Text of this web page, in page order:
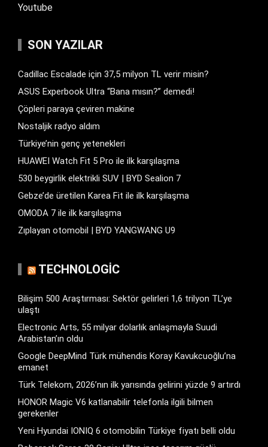
Youtube
SON YAZILAR
Cadillac Escalade için 37,5 milyon TL verir misin?
ASUS Experbook Ultra “Bana mısın?” demedi!
Çöpleri paraya çeviren makine
Nostaljik radyo aldım
Türkiye’nin genç yetenekleri
HUAWEI Watch Fit 5 Pro ile ilk karşılaşma
530 beygirlik elektrikli SUV | BYD Sealion 7
Gebze’de üretilen Karea Fit ile ilk karşılaşma
OMODA 7 ile ilk karşılaşma
Zıplayan otomobil | BYD YANGWANG U9
TECHNOLOGIC
Bilişim 500 Araştırması: Sektör gelirleri 1,6 trilyon TL’ye
ulaştı
Electronic Arts, 55 milyar dolarlık anlaşmayla Suudi
Arabistan’ın oldu
Google DeepMind Türk mühendis Koray Kavukcuoğlu’na
emanet
Türk Telekom, 2026’nın ilk yarısında gelirini yüzde 9 artırdı
HONOR Magic V6 katlanabilir telefonla ilgili bilmen
gerekenler
Yeni Hyundai IONIQ 6 otomobilin Türkiye fiyatı belli oldu